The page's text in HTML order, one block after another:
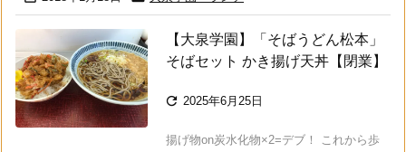
【大泉学園】「そばうどん松本」
そばセット かき揚げ天丼【閉業】
 2025年6月25日
揚げ物on炭水化物×2=デブ！ これから歩